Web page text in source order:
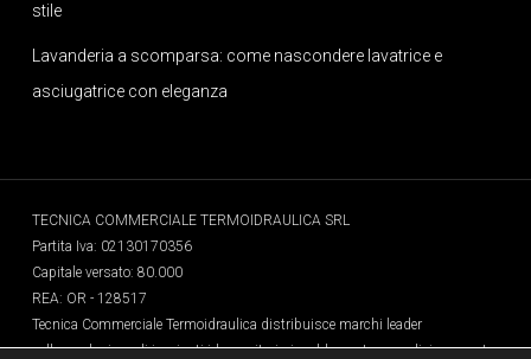
stile
Lavanderia a scomparsa: come nascondere lavatrice e
asciugatrice con eleganza
TECNICA COMMERCIALE TERMOIDRAULICA SRL
Partita Iva: 02130170356
Capitale versato: 80.000
REA: OR - 128517
Tecnica Commerciale Termoidraulica distribuisce marchi leader
nella produzione di impianti idrosanitari, riscaldamento e condizionamento,